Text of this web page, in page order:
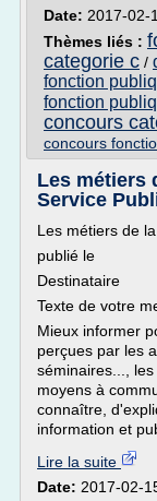
Date: 2017-02-
Thèmes liés :
categorie c /
fonction
fonction
concours
concours
Les métiers
Service
Les métiers de
publié le
Destinataire
Texte de votre
Mieux informer
perçues par les
séminaires...,
moyens à
connaître,
information et
Lire la suite
Date: 2017-02-